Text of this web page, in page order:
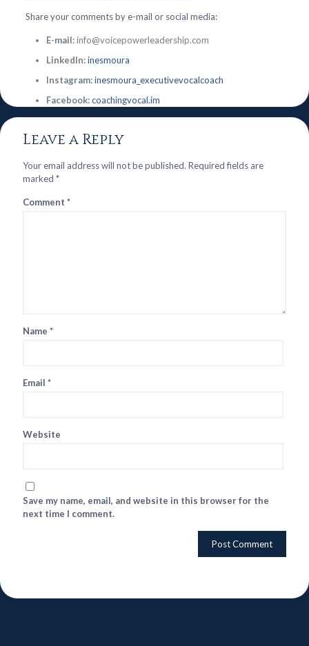
Share your comments by e-mail or social media:
E-mail:info@voicepowerleadership.com
LinkedIn:inesmoura
Instagram:inesmoura_executivevocalcoach
Facebook:coachingvocal.im
Leave a Reply
Your email address will not be published. Required fields are
marked *
Comment *
Name *
Email *
Website
Save my name, email, and website in this browser for the
next time I comment.